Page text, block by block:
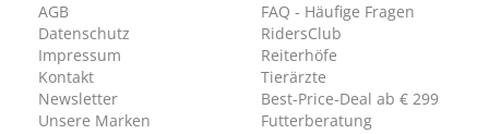
AGB
Datenschutz
Impressum
Kontakt
Newsletter
Unsere Marken
FAQ - Häufige Fragen
RidersClub
Reiterhöfe
Tierärzte
Best-Price-Deal ab € 299
Futterberatung